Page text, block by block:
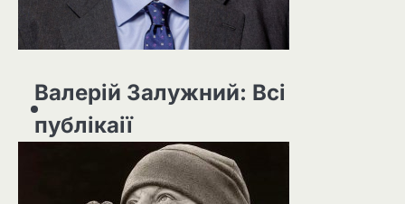
Валерій Залужний: Всі
публікаії